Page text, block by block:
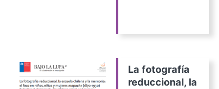
La fotografía
reduccional, la